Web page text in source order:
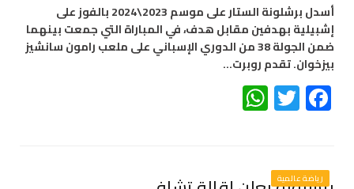
أسدل برشلونة الستار على موسم 2023\2024 بالفوز على
إشبيلية بهدفين مقابل هدف، في المباراة التي جمعت بينهما
ضمن الجولة 38 من الدوري الإسباني على ملعب رامون سانشيز
بيزخوان. تقدم روبرت…
Facebook
Twitter
رياضة عالمية